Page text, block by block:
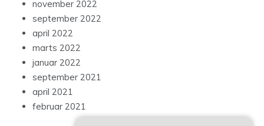
november 2022
september 2022
april 2022
marts 2022
januar 2022
september 2021
april 2021
februar 2021